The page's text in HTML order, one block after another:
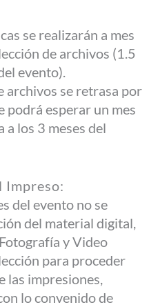
se realizarán a mes
de archivos (1.5
evento).
archivos se retrasa por
podrá esperar un mes
a los 3 meses del
Impreso:
del evento no se
del material digital,
y Video
para proceder
las impresiones,
lo convenido de